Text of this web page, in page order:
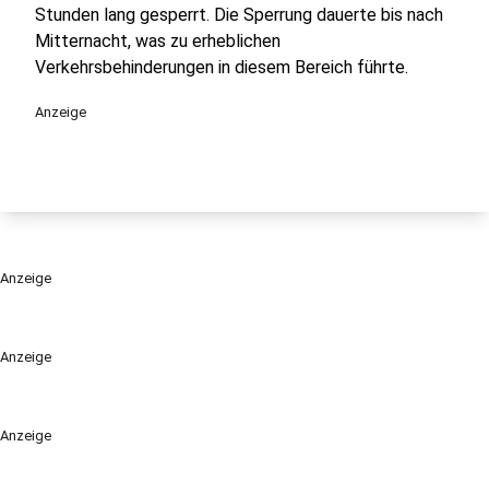
Anzeige
Anzeige
Stunden lang gesperrt. Die Sperrung dauerte bis nach
Mitternacht, was zu erheblichen
Verkehrsbehinderungen in diesem Bereich führte.
Anzeige
Anzeige